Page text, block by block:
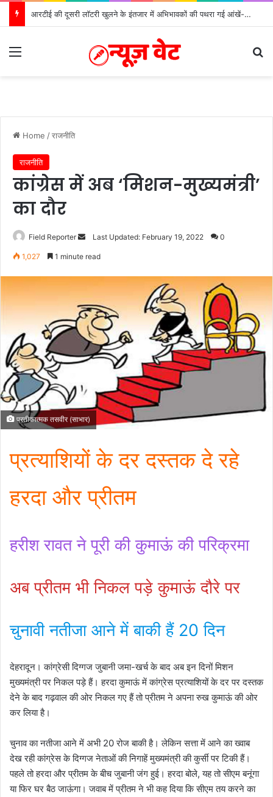
आरटीई की दूसरी लॉटरी खुलने के इंतजार में अभिभावकों की पथरा गई आंखें- मोर्चा
Menu
Home /राजनीति
राजनीति
कांग्रेस में अब ‘मिशन-मुख्यमंत्री’
का दौर
Field Reporter
SendLast Updated: February 19, 2022 0
1,027 1 minute read
प्रतीकात्मक तसवीर (साभार)
प्रत्याशियों के दर दस्तक दे रहे
हरदा और प्रीतम
हरीश रावत ने पूरी की कुमाऊं की परिक्रमा
अब प्रीतम भी निकल पड़े कुमाऊं दौरे पर
चुनावी नतीजा आने में बाकी हैं 20 दिन
देहरादून। कांग्रेसी दिग्गज जुबानी जमा-खर्च के बाद अब इन दिनों मिशन
मुख्यमंत्री पर निकल पड़े हैं। हरदा कुमाऊं में कांग्रेस प्रत्याशियों के दर पर दस्तक
देने के बाद गढ़वाल की ओर निकल गए हैं तो प्रीतम ने अपना रुख कुमाऊं की ओर
कर लिया है।
चुनाव का नतीजा आने में अभी 20 रोज बाकी है। लेकिन सत्ता में आने का ख्वाब
देख रही कांग्रेस के दिग्गज नेताओं की निगाहें मुख्यमंत्री की कुर्सी पर टिकी हैं।
पहले तो हरदा और प्रीतम के बीच जुबानी जंग हुई। हरदा बोले, यह तो सीएम बनूंगा
या फिर घर बैठ जाऊंगा। जवाब में प्रीतम ने भी कह दिया कि सीएम तय करने का